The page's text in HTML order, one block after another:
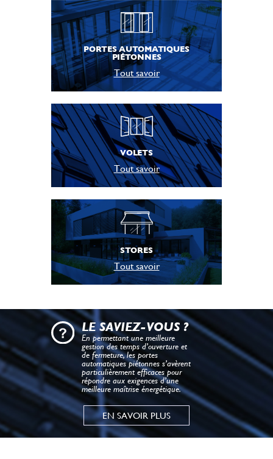
PORTES AUTOMATIQUES
PIÉTONNES
Tout savoir
VOLETS
Tout savoir
STORES
Tout savoir
LE SAVIEZ-VOUS ?
En permettant une meilleure
gestion des temps d’ouverture et
de fermeture, les portes
automatiques piétonnes s’avèrent
particulièrement efficaces pour
répondre aux exigences d’une
meilleure maîtrise énergétique.
EN SAVOIR PLUS